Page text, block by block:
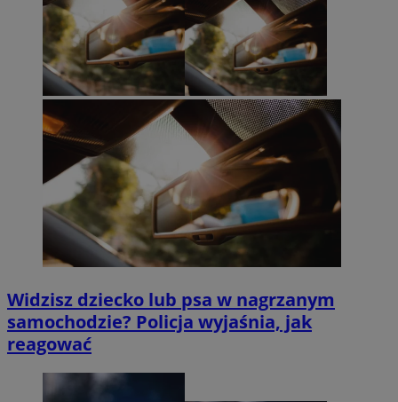
Widzisz dziecko lub psa w nagrzanym
samochodzie? Policja wyjaśnia, jak
reagować